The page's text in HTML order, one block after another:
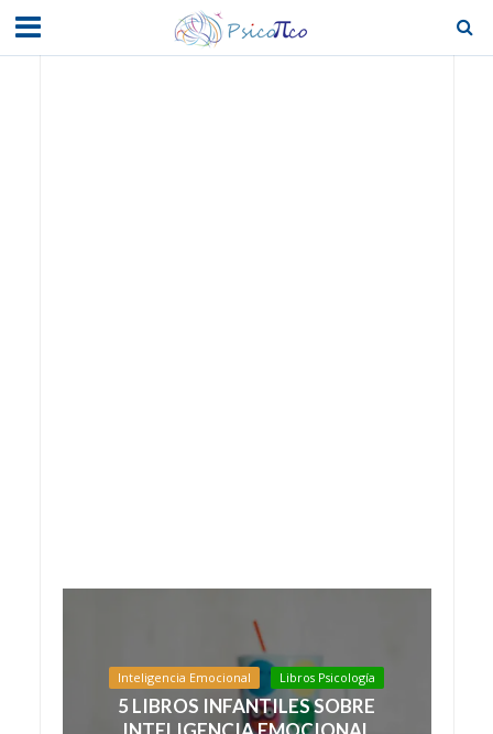
Inteligencia Emocional Libros Psicología
5 LIBROS INFANTILES SOBRE